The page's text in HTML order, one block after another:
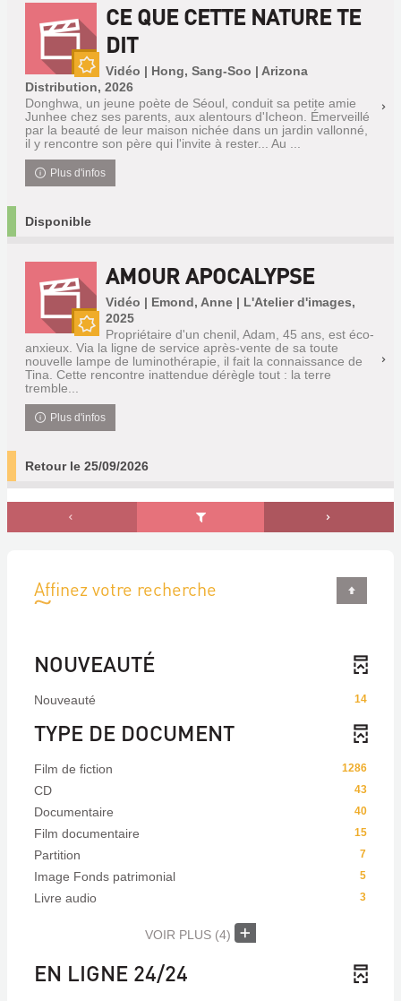
Nouveauté
CE QUE CETTE NATURE TE
DIT
Vidéo | Hong, Sang-Soo | Arizona
Distribution, 2026
Donghwa, un jeune poète de Séoul, conduit sa petite amie
Junhee chez ses parents, aux alentours d'Icheon. Émerveillé
par la beauté de leur maison nichée dans un jardin vallonné,
il y rencontre son père qui l'invite à rester... Au ...
Plus d'infos
Disponible
Nouveauté
AMOUR APOCALYPSE
Vidéo | Emond, Anne | L'Atelier d'images,
2025
Propriétaire d'un chenil, Adam, 45 ans, est éco-
anxieux. Via la ligne de service après-vente de sa toute
nouvelle lampe de luminothérapie, il fait la connaissance de
Tina. Cette rencontre inattendue dérègle tout : la terre
tremble...
Plus d'infos
Retour le 25/09/2026
Affinez votre recherche
NOUVEAUTÉ
14
Nouveauté
TYPE DE DOCUMENT
1286
Film de fiction
43
CD
40
Documentaire
15
Film documentaire
7
Partition
5
Image Fonds patrimonial
3
Livre audio
VOIR PLUS (4)
EN LIGNE 24/24